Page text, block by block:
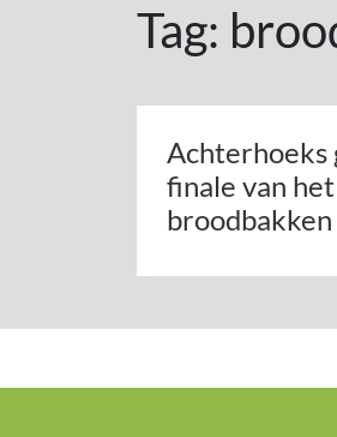
Tag:
Achterhoeks
finale van